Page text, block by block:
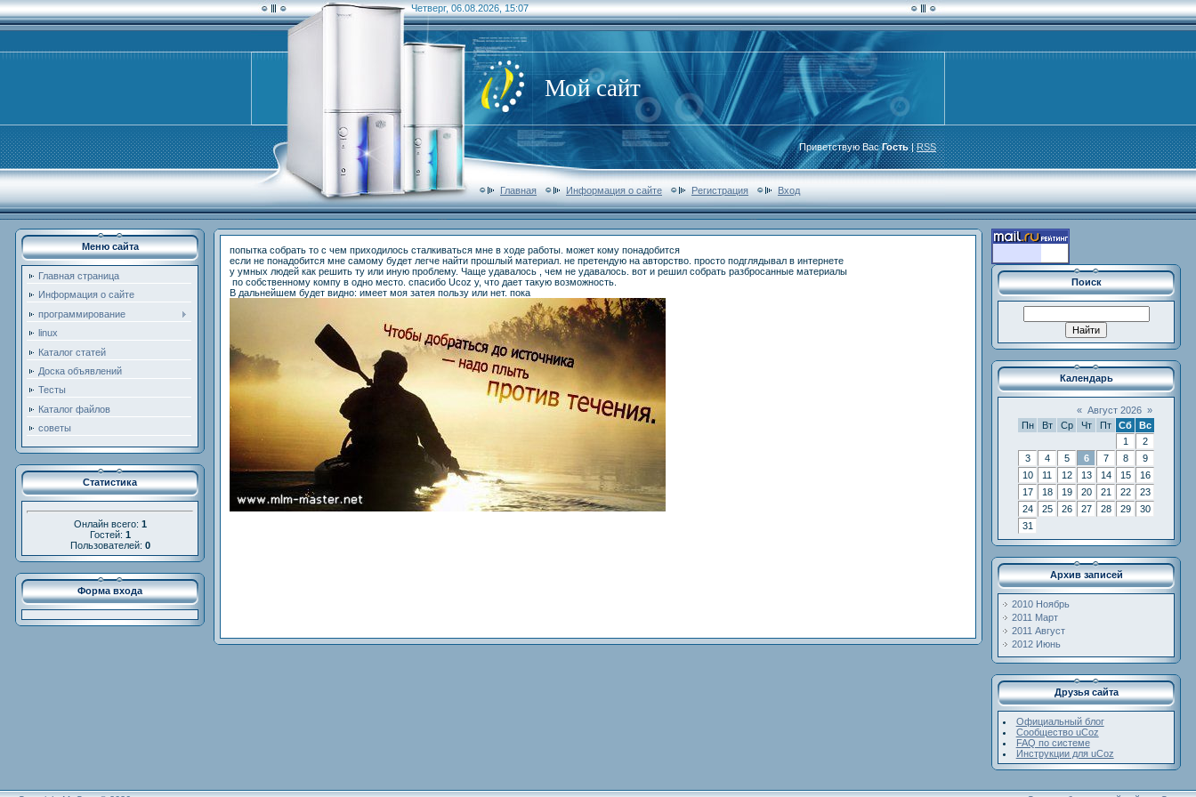
Четверг, 06.08.2026, 15:07
Мой сайт
Приветствую Вас Гость|RSS
Главная Информация о сайте Регистрация Вход
Меню сайта
Главная страница
Информация о сайте
программирование
linux
Каталог статей
Доска объявлений
Тесты
Каталог файлов
советы
Статистика
Онлайн всего: 1
Гостей: 1
Пользователей: 0
Форма входа
попытка собрать то с чем приходилось сталкиваться мне в ходе работы. может кому понадобится
если не понадобится мне самому будет легче найти прошлый материал. не претендую на авторство. просто подглядывал в интернете
у умных людей как решить ту или иную проблему. Чаще удавалось , чем не удавалось. вот и решил собрать разбросанные материалы
по собственному компу в одно место. спасибо Ucoz у, что дает такую возможность.
В дальнейшем будет видно: имеет моя затея пользу или нет. пока
Поиск
Календарь
« Август 2026 »
Пн
Вт Ср Чт Пт Сб
Вс
1
2
3
4 5 6 7 8
9
10
11 12 13 14 15
16
17
18 19 20 21 22
23
24
25 26 27 28 29
30
31
Архив записей
2010 Ноябрь
2011 Март
2011 Август
2012 Июнь
Друзья сайта
Официальный блог
Сообщество uCoz
FAQ по системе
Инструкции для uCoz